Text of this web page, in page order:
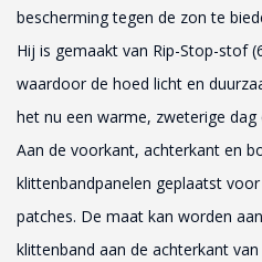
bescherming tegen de zon te
Hij is gemaakt van Rip-Stop-stof
waardoor de hoed licht en
het nu een warme, zweterige
Aan de voorkant, achterkant en
klittenbandpanelen geplaatst
patches. De maat kan worden
klittenband aan de achterkant van